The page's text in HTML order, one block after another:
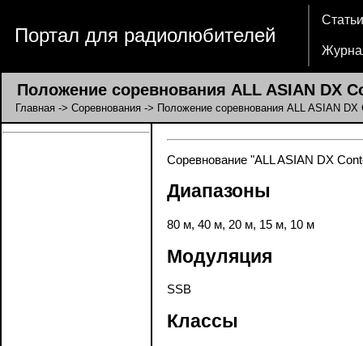
Портал для радиолюбителей
Статьи
Положение соревнования ALL ASIAN DX
Главная -> Соревнования -> Положение соревнования ALL ASIAN DX
Соревнование "ALL ASIAN DX
Диапазоны
80 м, 40 м, 20 м, 15 м, 10 м
Модуляция
SSB
Классы